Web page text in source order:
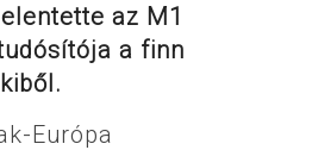
az M1
a finn
Európa